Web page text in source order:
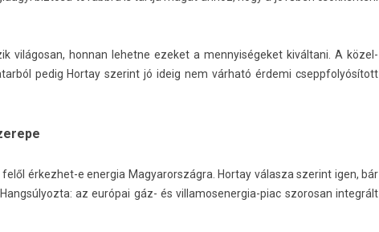
világosan, hon­nan lehet­ne ezeket a men­nyiségeket kiváltani. A közel-
pedig Hor­tay szerint jó ideig nem várható érdemi cseppfolyósított
érkezhet-e en­er­gia Magyarország­ra. Hor­tay válasza szerint igen, bár
az európai gáz- és villamosenergia-piac szorosan in­teg­rált